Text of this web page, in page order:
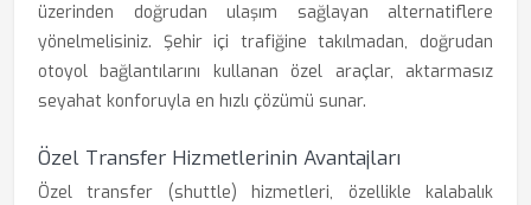
üzerinden doğrudan ulaşım sağlayan alternatiflere
yönelmelisiniz. Şehir içi trafiğine takılmadan, doğrudan
otoyol bağlantılarını kullanan özel araçlar, aktarmasız
seyahat konforuyla en hızlı çözümü sunar.
Özel Transfer Hizmetlerinin Avantajları
Özel transfer (shuttle) hizmetleri, özellikle kalabalık